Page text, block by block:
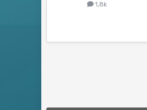
1,8k